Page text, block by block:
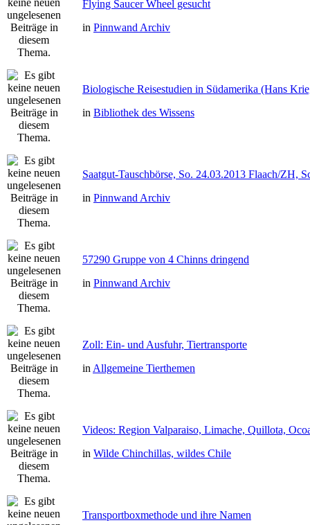
Flying Saucer Wheel gesucht
in Pinnwand Archiv
Biologische Reisestudien in Südamerika (Hans
in Bibliothek des Wissens
Saatgut-Tauschbörse, So. 24.03.2013 Flaach/ZH,
in Pinnwand Archiv
57290 Gruppe von 4 Chinns dringend
in Pinnwand Archiv
Zoll: Ein- und Ausfuhr, Tiertransporte
in Allgemeine Tierthemen
Videos: Region Valparaiso, Limache, Quillota,
in Wilde Chinchillas, wildes Chile
Transportboxmethode und ihre Namen